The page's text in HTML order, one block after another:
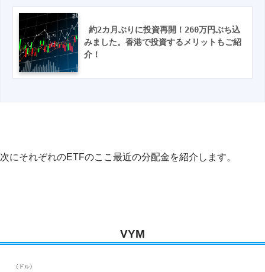
みました。香港で投資するメリットもご紹
介！
次にそれぞれのETFのここ最近の分配金を紹介します。
VYM